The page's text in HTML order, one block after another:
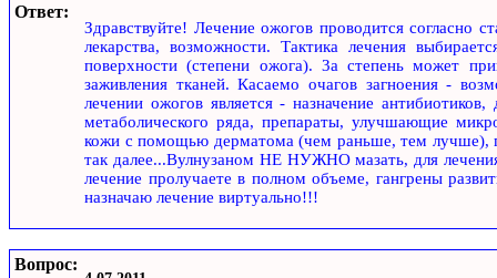
Ответ:
Здравствуйте! Лечение ожогов проводится согласно
лекарства, возможности. Тактика лечения
поверхности (степени ожога). 3а степень может
заживления тканей. Касаемо очагов загноения -
лечении ожогов является - назначение
метаболического ряда, препараты, улучшающие
кожи с помощью дерматома (чем раньше, тем лучше),
так далее...Вулнузаном НЕ НУЖНО мазать, для
лечение пролучаете в полном объеме, гангрены
назначаю лечение виртуально!!!
Вопрос: